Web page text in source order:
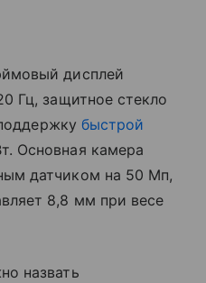
дисплей
Гц, защитное стекло
быстрой
Основная камера
датчиком на 50 Мп,
8,8 мм при весе
назвать